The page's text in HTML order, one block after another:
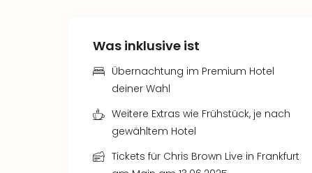
Was inklusive ist
Übernachtung im Premium Hotel
deiner Wahl
Weitere Extras wie Frühstück, je nach
gewähltem Hotel
Tickets für Chris Brown Live in Frankfurt